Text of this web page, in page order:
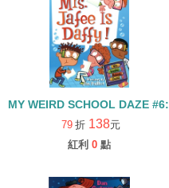
MY WEIRD SCHOOL DAZE
79 折 138元
紅利 0 點